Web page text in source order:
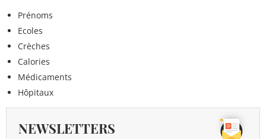
Prénoms
Ecoles
Crèches
Calories
Médicaments
Hôpitaux
NEWSLETTERS